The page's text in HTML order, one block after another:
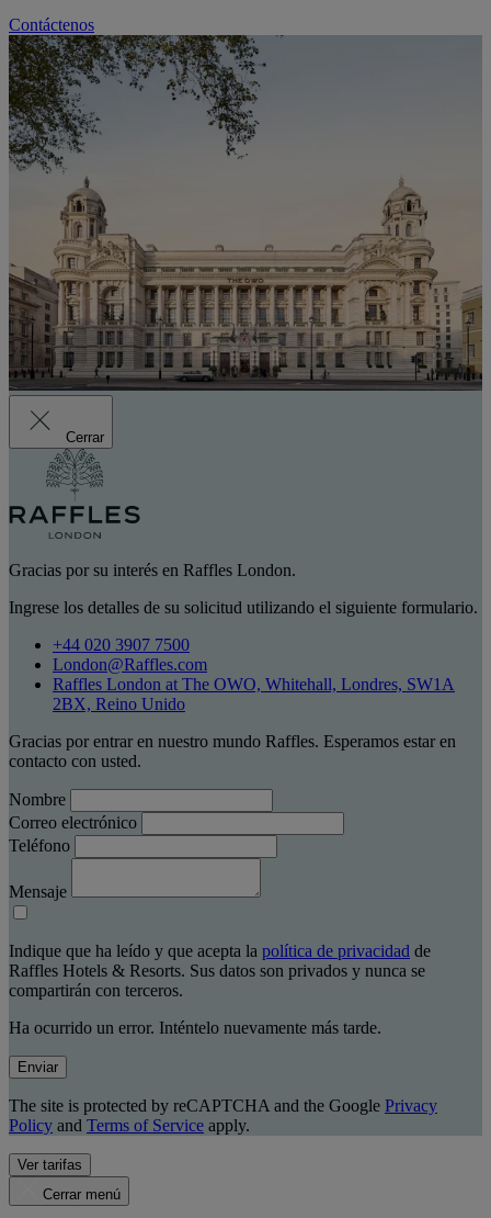
Contáctenos
Cerrar
Gracias por su interés en Raffles London.
Ingrese los detalles de su solicitud utilizando el siguiente formulario.
+44 020 3907 7500
London@Raffles.com
Raffles London at The OWO, Whitehall, Londres, SW1A
2BX, Reino Unido
Gracias por entrar en nuestro mundo Raffles. Esperamos estar en
contacto con usted.
Nombre
Correo electrónico
Teléfono
Mensaje
Indique que ha leído y que acepta la política de privacidad de
Raffles Hotels & Resorts. Sus datos son privados y nunca se
compartirán con terceros.
Ha ocurrido un error. Inténtelo nuevamente más tarde.
Enviar
The site is protected by reCAPTCHA and the Google Privacy
Policy and Terms of Service apply.
Ver tarifas
Cerrar menú